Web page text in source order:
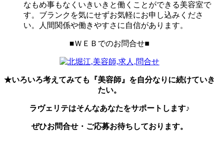
なもめ事もなくいきいきと働くことができる美容室で
す。ブランクを気にせずお気軽にお申し込みくださ
い。人間関係や働きやすさに自信があります。
■ＷＥＢでのお問合せ■
★いろいろ考えてみても『美容師』を自分なりに続けていき
たい。
ラヴェリテはそんなあなたをサポートします♪
ぜひお問合せ・ご応募お待ちしております。